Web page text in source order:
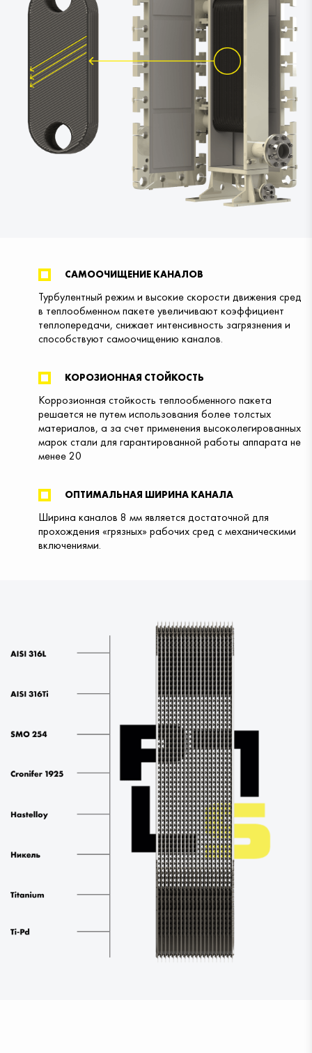
САМООЧИЩЕНИЕ КАНАЛОВ
Турбулентный режим и высокие скорости движения сред
в теплообменном пакете увеличивают коэффициент
теплопередачи, снижает интенсивность загрязнения и
способствуют самоочищению каналов.
КОРОЗИОННАЯ СТОЙКОСТЬ
Коррозионная стойкость теплообменного пакета
решается не путем использования более толстых
материалов, а за счет применения высоколегированных
марок стали для гарантированной работы аппарата не
менее 20
ОПТИМАЛЬНАЯ ШИРИНА КАНАЛА
Ширина каналов 8 мм является достаточной для
прохождения «грязных» рабочих сред с механическими
включениями.